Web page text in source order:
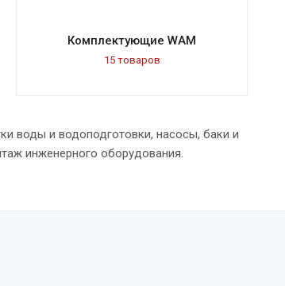
Комплектующие WAM
15 товаров
воды и водоподготовки, насосы, баки и
инженерного оборудования.